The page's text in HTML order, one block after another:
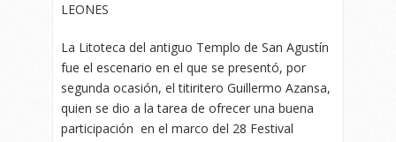
LEONES
La Litoteca del antiguo Templo de San Agustín
fue el escenario en el que se presentó, por
segunda ocasión, el titiritero Guillermo Azansa,
quien se dio a la tarea de ofrecer una buena
participación en el marco del 28 Festival